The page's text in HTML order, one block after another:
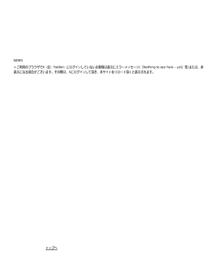
NEWS
※ご利用のブラウザでX（旧：Twitter）にログインしていないお客様は表示にエラーメッセージ(「Nothing to see here - yet」等)または、非
表示になる場合がございます。その際は、Xにログインして頂き、本サイトをリロード頂くと表示されます。
トップへ